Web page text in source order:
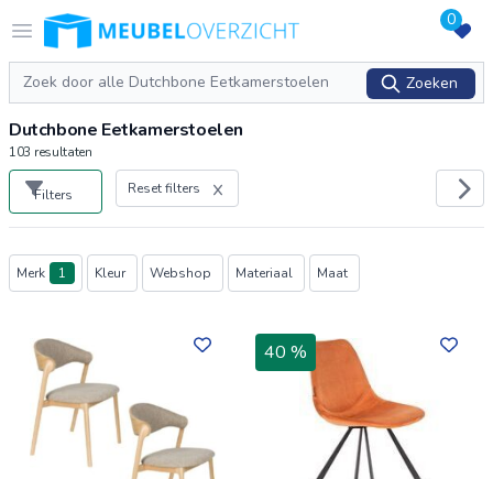
Open menu
Logo Meubeloverzicht.nl 0
Zoeken
Zoeken
Dutchbone Eetkamerstoelen
103 resultaten
Filters Reset filters
Producten
Merk 1 Kleur Webshop Materiaal Maat
40 %